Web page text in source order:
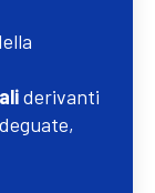
derivanti